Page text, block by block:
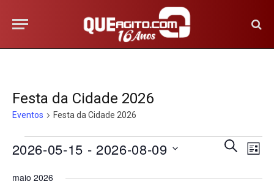
Festa da Cidade 2026
Eventos Festa da Cidade 2026
Eventos
EVENTOS
LISTA
2026-05-15 - 2026-08-09
a
maio 2026